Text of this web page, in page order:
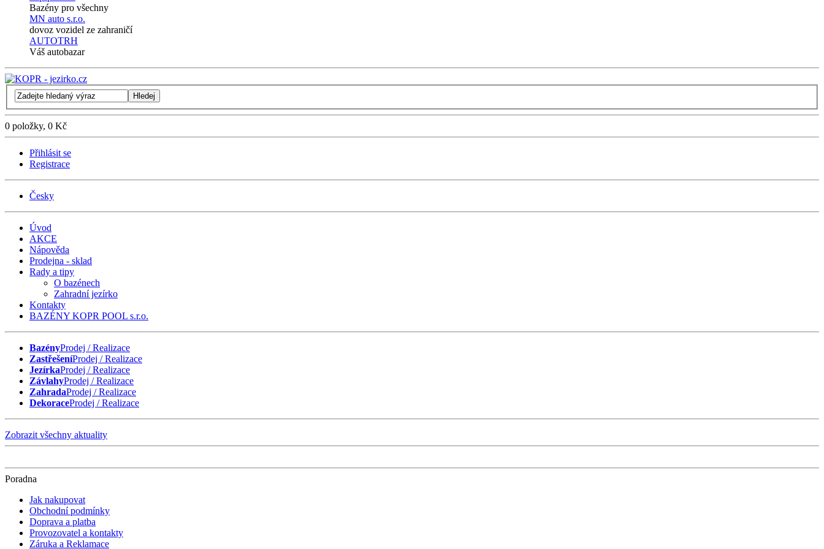
Bazény pro všechny
MN auto s.r.o.
dovoz vozidel ze zahraničí
AUTOTRH
Váš autobazar
Hledej
0 položky, 0 Kč
Přihlásit se
Registrace
Česky
Úvod
AKCE
Nápověda
Prodejna - sklad
Rady a tipy
O bazénech
Zahradní jezírko
Kontakty
BAZÉNY KOPR POOL s.r.o.
BazényProdej / Realizace
ZastřešeníProdej / Realizace
JezírkaProdej / Realizace
ZávlahyProdej / Realizace
ZahradaProdej / Realizace
DekoraceProdej / Realizace
Zobrazit všechny aktuality
Poradna
Jak nakupovat
Obchodní podmínky
Doprava a platba
Provozovatel a kontakty
Záruka a Reklamace